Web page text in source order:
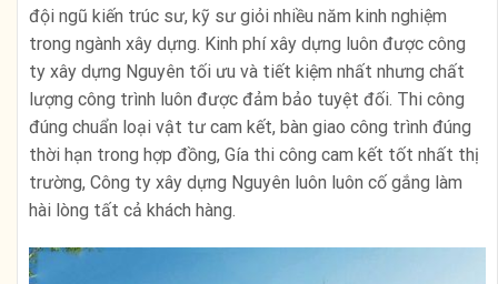
đội ngũ kiến trúc sư, kỹ sư giỏi nhiều năm kinh nghiệm
trong ngành xây dựng. Kinh phí xây dựng luôn được công
ty xây dựng Nguyên tối ưu và tiết kiệm nhất nhưng chất
lượng công trình luôn được đảm bảo tuyệt đối. Thi công
đúng chuẩn loại vật tư cam kết, bàn giao công trình đúng
thời hạn trong hợp đồng, Gía thi công cam kết tốt nhất thị
trường, Công ty xây dựng Nguyên luôn luôn cố gắng làm
hài lòng tất cả khách hàng.